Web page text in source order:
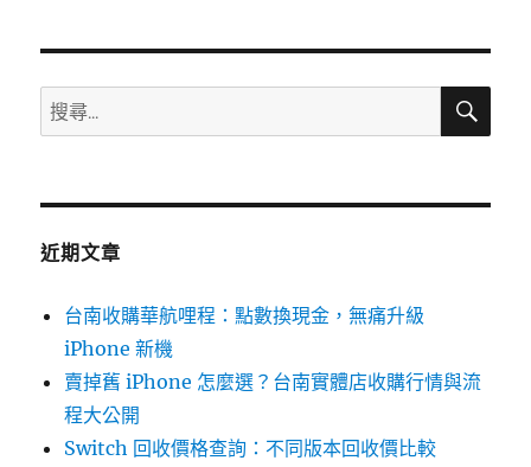
o
o
k
搜
尋
鍵
搜
近期文章
台南收購華航哩程：點數換現金，無痛升級
iPhone 新機
賣掉舊 iPhone 怎麼選？台南實體店收購行情與流
程大公開
Switch 回收價格查詢：不同版本回收價比較